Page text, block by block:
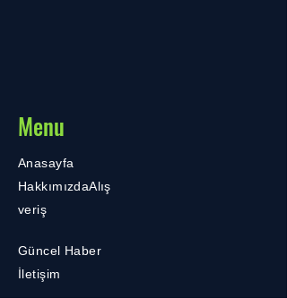
Menu
Anasayfa
HakkımızdaAlış
veriş
Güncel Haber
İletişim